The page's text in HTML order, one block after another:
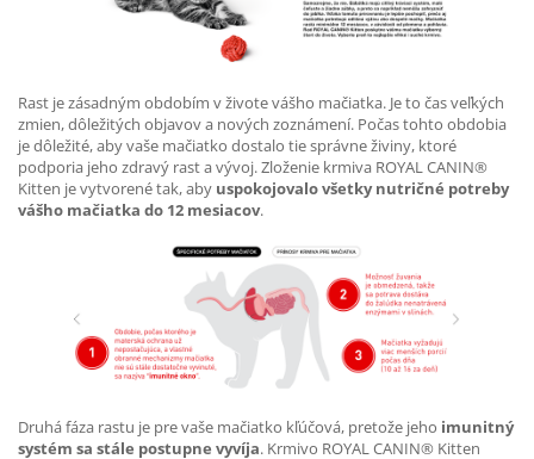
Rast je zásadným obdobím v živote vášho mačiatka. Je to čas veľkých
zmien, dôležitých objavov a nových zoznámení. Počas tohto obdobia
je dôležité, aby vaše mačiatko dostalo tie správne živiny, ktoré
podporia jeho zdravý rast a vývoj. Zloženie krmiva ROYAL CANIN®
Kitten je vytvorené tak, aby uspokojovalo všetky nutričné potreby
vášho mačiatka do 12 mesiacov.
Druhá fáza rastu je pre vaše mačiatko kľúčová, pretože jeho imunitný
systém sa stále postupne vyvíja. Krmivo ROYAL CANIN® Kitten